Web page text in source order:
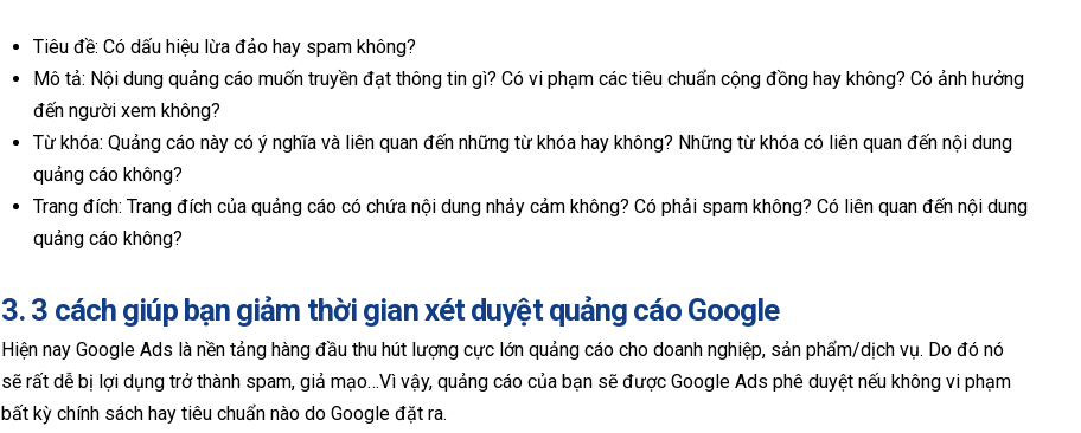
Tiêu đề: Có dấu hiệu lừa đảo hay spam không?
Mô tả: Nội dung quảng cáo muốn truyền đạt thông tin gì? Có vi phạm các tiêu chuẩn cộng đồng hay không? Có ảnh hưởng
đến người xem không?
Từ khóa: Quảng cáo này có ý nghĩa và liên quan đến những từ khóa hay không? Những từ khóa có liên quan đến nội dung
quảng cáo không?
Trang đích: Trang đích của quảng cáo có chứa nội dung nhảy cảm không? Có phải spam không? Có liên quan đến nội dung
quảng cáo không?
3. 3 cách giúp bạn giảm thời gian xét duyệt quảng cáo Google
Hiện nay Google Ads là nền tảng hàng đầu thu hút lượng cực lớn quảng cáo cho doanh nghiệp, sản phẩm/dịch vụ. Do đó nó
sẽ rất dễ bị lợi dụng trở thành spam, giả mạo…Vì vậy, quảng cáo của bạn sẽ được Google Ads phê duyệt nếu không vi phạm
bất kỳ chính sách hay tiêu chuẩn nào do Google đặt ra.